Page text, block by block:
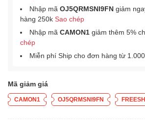
Nhập mã OJ5QRMSNI9FN giảm
hàng 250k Sao chép
Nhập mã CAMON1 giảm thêm 5%
chép
Miễn phí Ship cho đơn hàng từ
Mã giảm giá
CAMON1 OJ5QRMSNI9FN